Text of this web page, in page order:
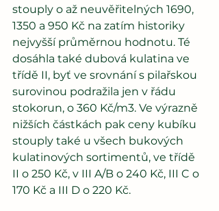
stouply o až neuvěřitelných 1690,
1350 a 950 Kč na zatím historiky
nejvyšší průměrnou hodnotu. Té
dosáhla také dubová kulatina ve
třídě II, byť ve srovnání s pilařskou
surovinou podražila jen v řádu
stokorun, o 360 Kč/m3. Ve výrazně
nižších částkách pak ceny kubíku
stouply také u všech bukových
kulatinových sortimentů, ve třídě
II o 250 Kč, v III A/B o 240 Kč, III C o
170 Kč a III D o 220 Kč.